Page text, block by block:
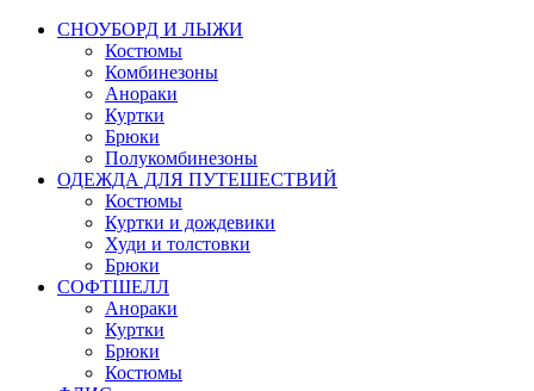
СНОУБОРД И ЛЫЖИ
Костюмы
Комбинезоны
Анораки
Куртки
Брюки
Полукомбинезоны
ОДЕЖДА ДЛЯ ПУТЕШЕСТВИЙ
Костюмы
Куртки и дождевики
Худи и толстовки
Брюки
СОФТШЕЛЛ
Анораки
Куртки
Брюки
Костюмы